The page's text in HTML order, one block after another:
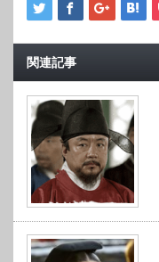
関連記事